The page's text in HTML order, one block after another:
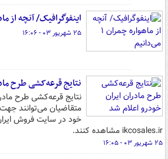
اینفوگرافیک/ آنچه از ماهواره
۲۵ شهریور ۰۳ - ۱۶:۰۶
نتایج قرعه‌کشی طرح
نتایج قرعه‌کشی طرح
متقاضیان می‌توانند
ikcosales.ir مشاهده کنند.
۲۵ شهریور ۰۳ - ۱۶:۰۵